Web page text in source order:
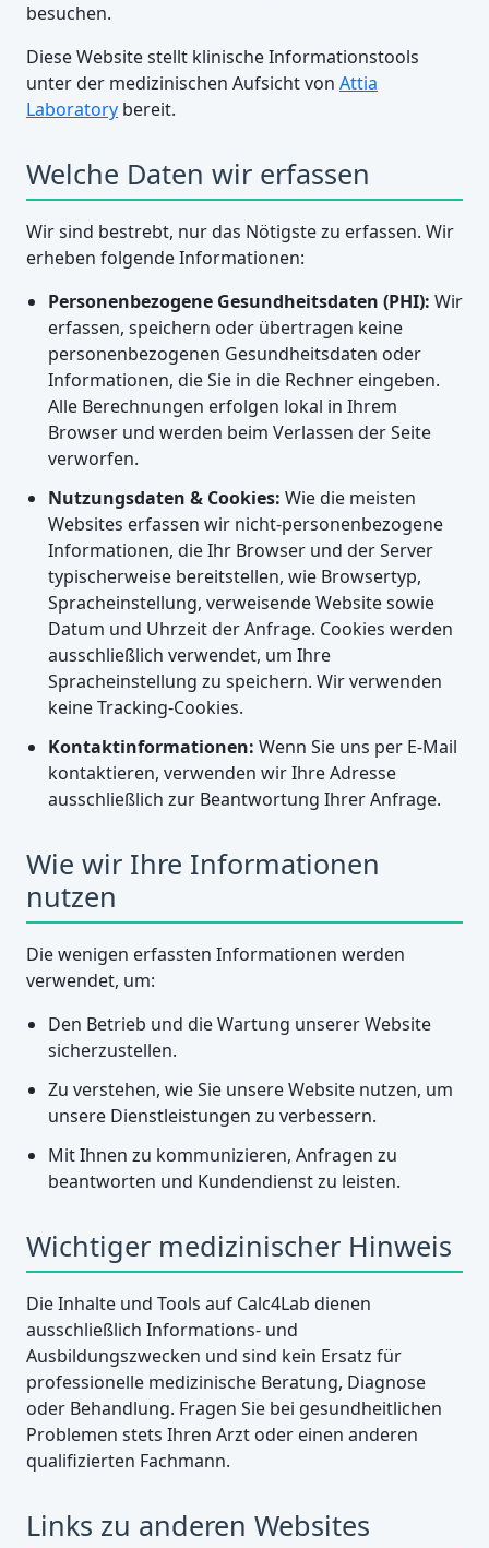
besuchen.
Diese Website stellt klinische Informationstools
unter der medizinischen Aufsicht von Attia
Laboratory bereit.
Welche Daten wir erfassen
Wir sind bestrebt, nur das Nötigste zu erfassen. Wir
erheben folgende Informationen:
Personenbezogene Gesundheitsdaten (PHI): Wir
erfassen, speichern oder übertragen keine
personenbezogenen Gesundheitsdaten oder
Informationen, die Sie in die Rechner eingeben.
Alle Berechnungen erfolgen lokal in Ihrem
Browser und werden beim Verlassen der Seite
verworfen.
Nutzungsdaten & Cookies: Wie die meisten
Websites erfassen wir nicht-personenbezogene
Informationen, die Ihr Browser und der Server
typischerweise bereitstellen, wie Browsertyp,
Spracheinstellung, verweisende Website sowie
Datum und Uhrzeit der Anfrage. Cookies werden
ausschließlich verwendet, um Ihre
Spracheinstellung zu speichern. Wir verwenden
keine Tracking-Cookies.
Kontaktinformationen: Wenn Sie uns per E-Mail
kontaktieren, verwenden wir Ihre Adresse
ausschließlich zur Beantwortung Ihrer Anfrage.
Wie wir Ihre Informationen
nutzen
Die wenigen erfassten Informationen werden
verwendet, um:
Den Betrieb und die Wartung unserer Website
sicherzustellen.
Zu verstehen, wie Sie unsere Website nutzen, um
unsere Dienstleistungen zu verbessern.
Mit Ihnen zu kommunizieren, Anfragen zu
beantworten und Kundendienst zu leisten.
Wichtiger medizinischer Hinweis
Die Inhalte und Tools auf Calc4Lab dienen
ausschließlich Informations- und
Ausbildungszwecken und sind kein Ersatz für
professionelle medizinische Beratung, Diagnose
oder Behandlung. Fragen Sie bei gesundheitlichen
Problemen stets Ihren Arzt oder einen anderen
qualifizierten Fachmann.
Links zu anderen Websites